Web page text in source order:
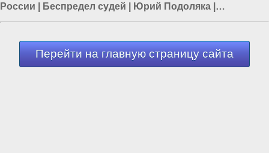
России
Беспредел судей Юрий Подоляка
Этническая преступность|Пятая колонна в России
Перейти на главную страницу сайта